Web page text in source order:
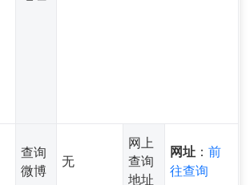
查询
微博
无
网上
查询
地址
网址 ：前
往查询